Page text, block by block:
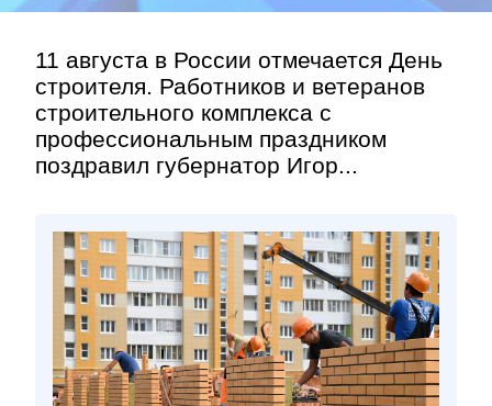
11 августа в России отмечается День
строителя. Работников и ветеранов
строительного комплекса с
профессиональным праздником
поздравил губернатор Игор...
Правила»
Контакт»